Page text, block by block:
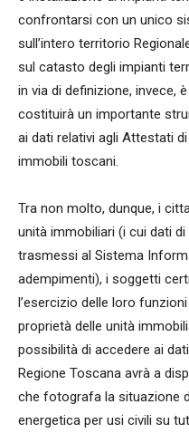
confrontarsi con un unico
sull’intero territorio
sul catasto degli impianti
in via di definizione, invece,
costituirà un importante
ai dati relativi agli Attestati
immobili toscani.
Tra non molto, dunque, i
unità immobiliari (i cui dati
trasmessi al Sistema
adempimenti), i soggetti
l’esercizio delle loro
proprietà delle unità
possibilità di accedere ai
Regione Toscana avrà a
che fotografa la situazione
energetica per usi civili su